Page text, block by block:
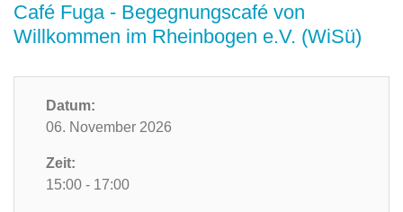
Café Fuga - Begegnungscafé von
Willkommen im Rheinbogen e.V. (WiSü)
Datum:
06. November 2026
Zeit:
15:00 - 17:00